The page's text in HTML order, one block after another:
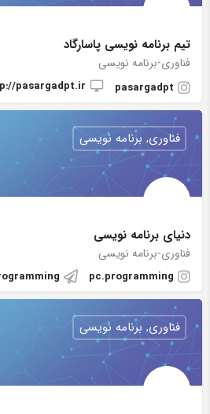
تیم برنامه نویسی پاسارگاد
فناوری-برنامه نویسی
pasargadpt
pasargadpt.ir
دنیای برنامه نویسی
فناوری-برنامه نویسی
pc.programming
فناوری, برنامه نویسی
فناوری, برنامه نویسی